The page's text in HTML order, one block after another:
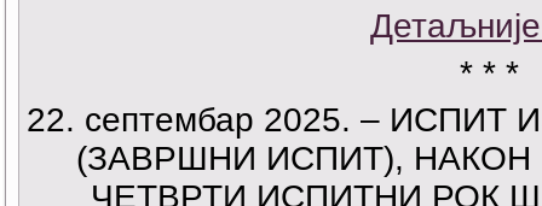
* * *
22. септембар 2025. –
(ЗАВРШНИ ИСПИТ), НАКОН
ЧЕТВРТИ ИСПИТНИ РОК